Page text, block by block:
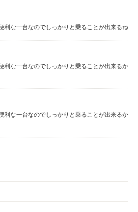
利な一台なのでしっかりと乗ることが出来るね
利な一台なのでしっかりと乗ることが出来るか
利な一台なのでしっかりと乗ることが出来るか